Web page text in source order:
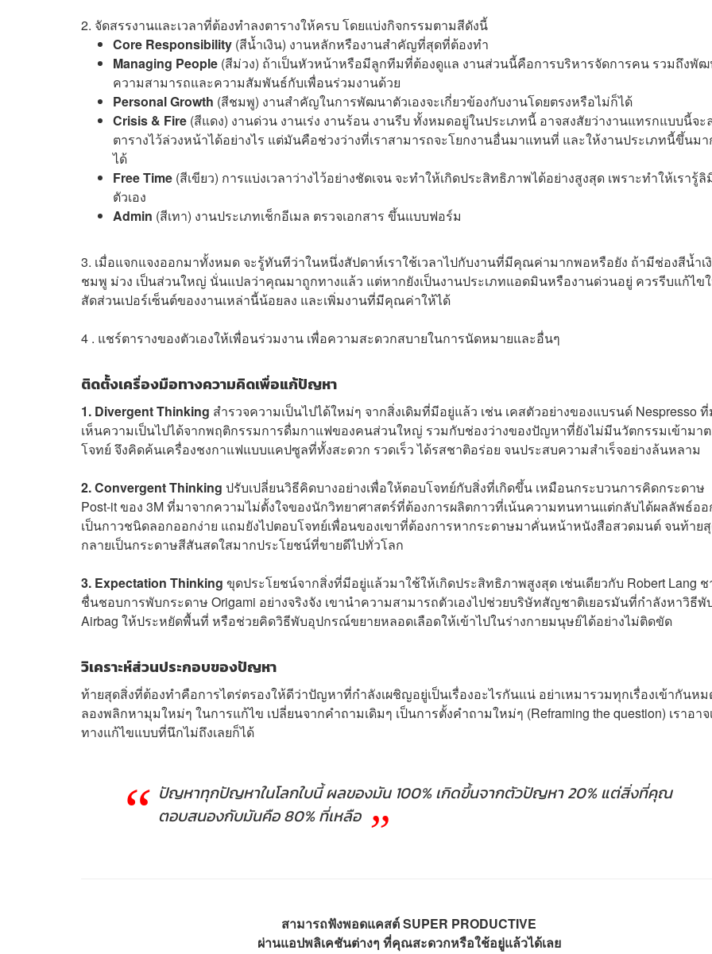
2. จัดสรรงานและเวลาที่ต้องทำลงตารางให้ครบ โดยแบ่งกิจกรรมตามสีดังนี้
Core Responsibility (สีน้ำเงิน) งานหลักหรืองานสำคัญที่สุดที่ต้องทำ
Managing People (สีม่วง) ถ้าเป็นหัวหน้าหรือมีลูกทีมที่ต้องดูแล งานส่วนนี้คือการบริหารจัดการคน รวมถึงพั
ความสามารถและความสัมพันธ์กับเพื่อนร่วมงานด้วย
Personal Growth (สีชมพู) งานสำคัญในการพัฒนาตัวเองจะเกี่ยวข้องกับงานโดยตรงหรือไม่ก็ได้
Crisis & Fire (สีแดง) งานด่วน งานเร่ง งานร้อน งานรีบ ทั้งหมดอยู่ในประเภทนี้ อาจสงสัยว่างานแทรกแบบนี้จะ
ตารางไว้ล่วงหน้าได้อย่างไร แต่มันคือช่วงว่างที่เราสามารถจะโยกงานอื่นมาแทนที่ และให้งานประเภทนี้ขึ้นม
ได้
Free Time (สีเขียว) การแบ่งเวลาว่างไว้อย่างชัดเจน จะทำให้เกิดประสิทธิภาพได้อย่างสูงสุด เพราะทำให้เรารู้ลิ
ตัวเอง
Admin (สีเทา) งานประเภทเช็กอีเมล ตรวจเอกสาร ขึ้นแบบฟอร์ม
3. เมื่อแจกแจงออกมาทั้งหมด จะรู้ทันทีว่าในหนึ่งสัปดาห์เราใช้เวลาไปกับงานที่มีคุณค่ามากพอหรือยัง ถ้ามีช่องสีน้ำเ
ชมพู ม่วง เป็นส่วนใหญ่ นั่นแปลว่าคุณมาถูกทางแล้ว แต่หากยังเป็นงานประเภทแอดมินหรืองานด่วนอยู่ ควรรีบแก้ไข
สัดส่วนเปอร์เซ็นต์ของงานเหล่านี้น้อยลง และเพิ่มงานที่มีคุณค่าให้ได้
4 . แชร์ตารางของตัวเองให้เพื่อนร่วมงาน เพื่อความสะดวกสบายในการนัดหมายและอื่นๆ
ติดตั้งเครื่องมือทางความคิดเพื่อแก้ปัญหา
1. Divergent Thinking สำรวจความเป็นไปได้ใหม่ๆ จากสิ่งเดิมที่มีอยู่แล้ว เช่น เคสตัวอย่างของแบรนด์ Nespresso
เห็นความเป็นไปได้จากพฤติกรรมการดื่มกาแฟของคนส่วนใหญ่ รวมกับช่องว่างของปัญหาที่ยังไม่มีนวัตกรรมเข้ามา
โจทย์ จึงคิดค้นเครื่องชงกาแฟแบบแคปซูลที่ทั้งสะดวก รวดเร็ว ได้รสชาติอร่อย จนประสบความสำเร็จอย่างล้นหลาม
2.Convergent Thinking ปรับเปลี่ยนวิธีคิดบางอย่างเพื่อให้ตอบโจทย์กับสิ่งที่เกิดขึ้น เหมือนกระบวนการคิดกระดาษ
Post-it ของ 3M ที่มาจากความไม่ตั้งใจของนักวิทยาศาสตร์ที่ต้องการผลิตกาวที่เน้นความทนทานแต่กลับได้ผลลัพธ์อ
เป็นกาวชนิดลอกออกง่าย แถมยังไปตอบโจทย์เพื่อนของเขาที่ต้องการหากระดาษมาคั่นหน้าหนังสือสวดมนต์ จนท้าย
กลายเป็นกระดาษสีสันสดใสมากประโยชน์ที่ขายดีไปทั่วโลก
3. Expectation Thinking ขุดประโยชน์จากสิ่งที่มีอยู่แล้วมาใช้ให้เกิดประสิทธิภาพสูงสุด เช่นเดียวกับ Robert Lang ช
ชื่นชอบการพับกระดาษ Origami อย่างจริงจัง เขานำความสามารถตัวเองไปช่วยบริษัทสัญชาติเยอรมันที่กำลังหาวิธีพั
Airbag ให้ประหยัดพื้นที่ หรือช่วยคิดวิธีพับอุปกรณ์ขยายหลอดเลือดให้เข้าไปในร่างกายมนุษย์ได้อย่างไม่ติดขัด
วิเคราะห์ส่วนประกอบของปัญหา
ท้ายสุดสิ่งที่ต้องทำคือการไตร่ตรองให้ดีว่าปัญหาที่กำลังเผชิญอยู่เป็นเรื่องอะไรกันแน่ อย่าเหมารวมทุกเรื่องเข้ากันห
ลองพลิกหามุมใหม่ๆ ในการแก้ไข เปลี่ยนจากคำถามเดิมๆ เป็นการตั้งคำถามใหม่ๆ (Reframing the question) เราอาจ
ทางแก้ไขแบบที่นึกไม่ถึงเลยก็ได้
ปัญหาทุกปัญหาในโลกใบนี้ ผลของมัน 100% เกิดขึ้นจากตัวปัญหา 20% แต่สิ่งที่คุณ
ตอบสนองกับมันคือ 80% ที่เหลือ
สามารถฟังพอดแคสต์ SUPER PRODUCTIVE
ผ่านแอปพลิเคชันต่างๆ ที่คุณสะดวกหรือใช้อยู่แล้วได้เลย